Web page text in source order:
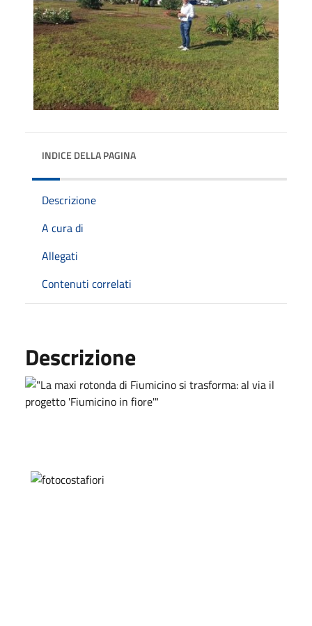
INDICE DELLA PAGINA
Descrizione
A cura di
Allegati
Contenuti correlati
Descrizione